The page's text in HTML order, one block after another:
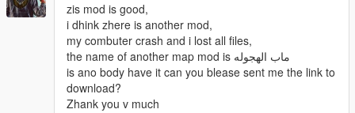
zis mod is good,
i dhink zhere is another mod,
my combuter crash and i lost all files,
the name of another map mod is ماب الهجوله
is ano body have it can you blease sent me the link to
download?
Zhank you v much